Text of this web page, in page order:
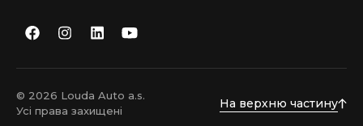
© 2026 Louda Auto a.s.
Усі права захищені
На верхню частину